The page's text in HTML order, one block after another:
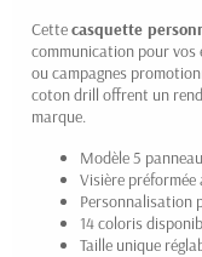
Cettecasquette
communication pour vos
ou campagnes
coton drill offrent un
marque.
Modèle 5
Visière
Personnalisation
14 coloris
Taille unique